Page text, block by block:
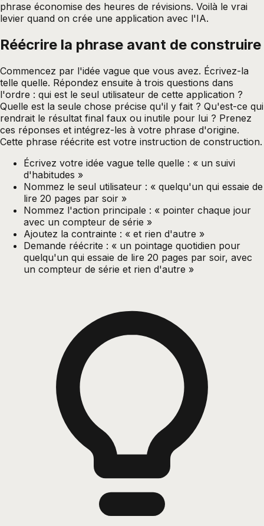
phrase économise des heures de révisions. Voilà le vrai
levier quand on crée une application avec l'IA.
Réécrire la phrase avant de construire
Commencez par l'idée vague que vous avez. Écrivez-la
telle quelle. Répondez ensuite à trois questions dans
l'ordre : qui est le seul utilisateur de cette application ?
Quelle est la seule chose précise qu'il y fait ? Qu'est-ce qui
rendrait le résultat final faux ou inutile pour lui ? Prenez
ces réponses et intégrez-les à votre phrase d'origine.
Cette phrase réécrite est votre instruction de construction.
Écrivez votre idée vague telle quelle : « un suivi
d'habitudes »
Nommez le seul utilisateur : « quelqu'un qui essaie de
lire 20 pages par soir »
Nommez l'action principale : « pointer chaque jour
avec un compteur de série »
Ajoutez la contrainte : « et rien d'autre »
Demande réécrite : « un pointage quotidien pour
quelqu'un qui essaie de lire 20 pages par soir, avec
un compteur de série et rien d'autre »